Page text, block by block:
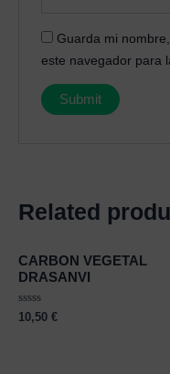
Guarda mi
este navegador para
Related
CARBON VEGETAL
DRASANVI
Rated
10,50 €